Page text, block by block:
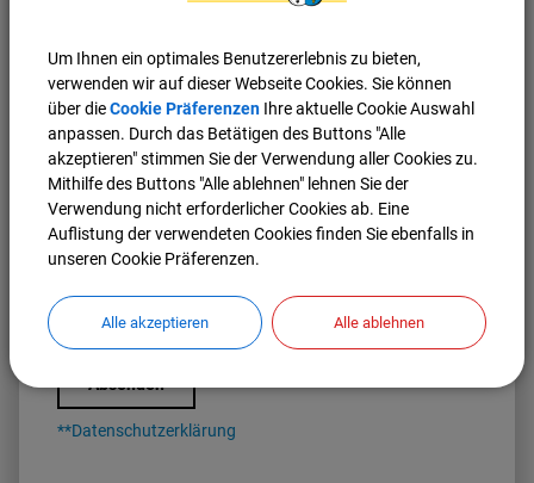
Anlage zur Schadensmeldung
Ich habe die Datenschutzerklärung** gelesen und akzeptiert
Absenden
**Datenschutzerklärung
Um Ihnen ein optimales Benutzererlebnis zu bieten,
verwenden wir auf dieser Webseite Cookies. Sie können
über dieCookie Präferenzen Ihre aktuelle Cookie Auswahl
anpassen. Durch das Betätigen des Buttons "Alle
akzeptieren" stimmen Sie der Verwendung aller Cookies zu.
Mithilfe des Buttons "Alle ablehnen" lehnen Sie der
Verwendung nicht erforderlicher Cookies ab. Eine
Auflistung der verwendeten Cookies finden Sie ebenfalls in
unseren Cookie Präferenzen.
Alle akzeptieren Alle ablehnen